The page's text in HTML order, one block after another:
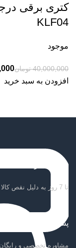
کتری برقی
KLF04
موجود
40,000,000 تومان
افزودن به سبد خرید
ضمانت بازگشت کالا
تا 7 روز به دلیل نقص کالا
پشتیبانی سریع
مشاوره تخصصی و رایگان